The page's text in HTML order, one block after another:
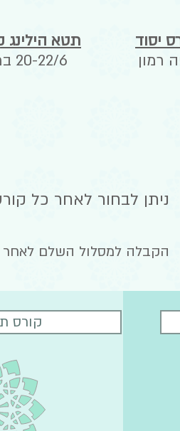
תטא
20-22/6 במצפה רמון
יסוד
ניתן לבחור לאחר כל
הקבלה למסלול השלם
קורס